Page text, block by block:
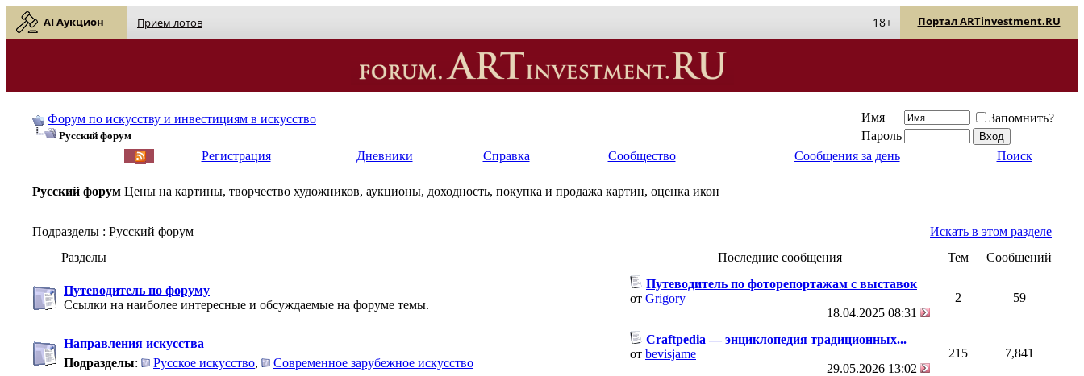
AI Аукцион Прием лотов Портал ARTinvestment.RU
18+
Форум по искусству и инвестициям в искусство
Русский форум
Имя
Запомнить?
Пароль
Регистрация Дневники Справка Сообщество Сообщения за день Поиск
Русский форум Цены на картины, творчество художников, аукционы, доходность, покупка и продажа картин, оценка икон
Подразделы : Русский форум
Искать в этом разделе
Разделы
Последние сообщения Тем Сообщений
Путеводитель по форуму
Ссылки на наиболее интересные и обсуждаемые на форуме темы.
Путеводитель по фоторепортажам с выставок
от Grigory
18.04.2025 08:31
2 59
Направления искусства
Подразделы: Русское искусство, Современное зарубежное искусство
Craftpedia — энциклопедия традиционных...
от bevisjame
29.05.2026 13:02
215 7,841